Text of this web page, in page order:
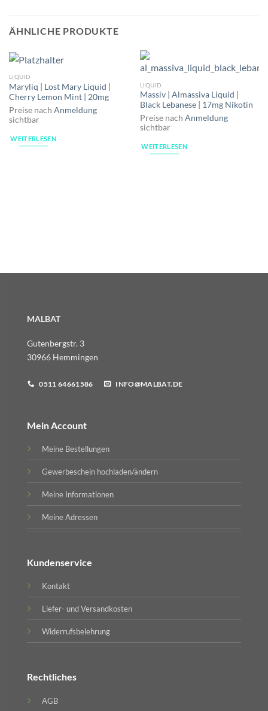
ÄHNLICHE PRODUKTE
LIQUID
Maryliq | Lost Mary Liquid |
Cherry Lemon Mint | 20mg
Preise nach Anmeldung
sichtbar
WEITERLESEN
LIQUID
Massiv | Almassiva Liquid |
Black Lebanese | 17mg Nikotin
Preise nach Anmeldung
sichtbar
WEITERLESEN
MALBAT
Gutenbergstr. 3
30966 Hemmingen
0511 64661586 INFO@MALBAT.DE
Mein Account
Meine Bestellungen
Gewerbeschein hochladen/ändern
Meine Informationen
Meine Adressen
Kundenservice
Kontakt
Liefer- und Versandkosten
Widerrufsbelehrung
Rechtliches
AGB